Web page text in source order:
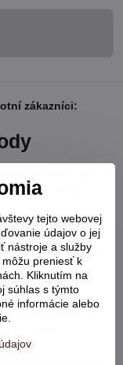
zákazníci:
a snažíme sa o
zaužívané a
bol vždy na prvom
úrovni.
že budú
teší kladné a
tejto webovej
údajov o jej
nástroje a služby
preniesť k
Kliknutím na
súhlas s týmto
informácie alebo